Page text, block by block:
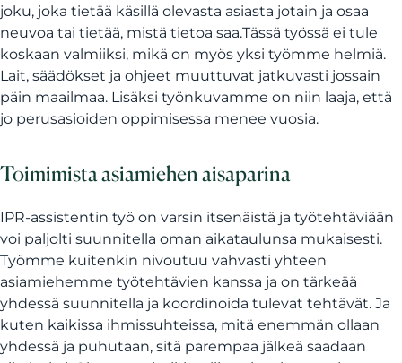
joku, joka tietää käsillä olevasta asiasta jotain ja osaa
neuvoa tai tietää, mistä tietoa saa.Tässä työssä ei tule
koskaan valmiiksi, mikä on myös yksi työmme helmiä.
Lait, säädökset ja ohjeet muuttuvat jatkuvasti jossain
päin maailmaa. Lisäksi työnkuvamme on niin laaja, että
jo perusasioiden oppimisessa menee vuosia.
Toimimista asiamiehen aisaparina
IPR-assistentin työ on varsin itsenäistä ja työtehtäviään
voi paljolti suunnitella oman aikataulunsa mukaisesti.
Työmme kuitenkin nivoutuu vahvasti yhteen
asiamiehemme työtehtävien kanssa ja on tärkeää
yhdessä suunnitella ja koordinoida tulevat tehtävät. Ja
kuten kaikissa ihmissuhteissa, mitä enemmän ollaan
yhdessä ja puhutaan, sitä parempaa jälkeä saadaan